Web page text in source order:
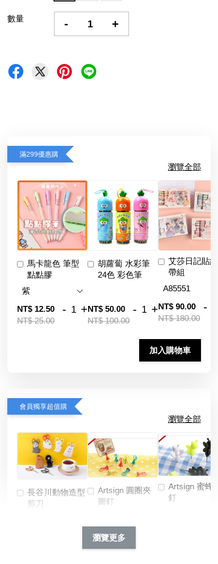
數量 - +
滿299優惠購
瀏覽全部
馬卡龍色 筆型
點點膠
NT$ 12.50
NT$ 25.00
- +
胡蘿蔔 水彩筆
24色 彩色筆
NT$ 50.00
NT$ 100.00
- +
艾莎日記貼
帶組
NT$ 90.00
NT$ 180.00
-
加入購物車
會員獨享超值購
瀏覽全部
長谷川動物造型
剪刀
Artsign 圓圈夾
圖釘
NT$ 19.00
NT$ 66.00
Artsign 蜜蜂
釘
瀏覽更多